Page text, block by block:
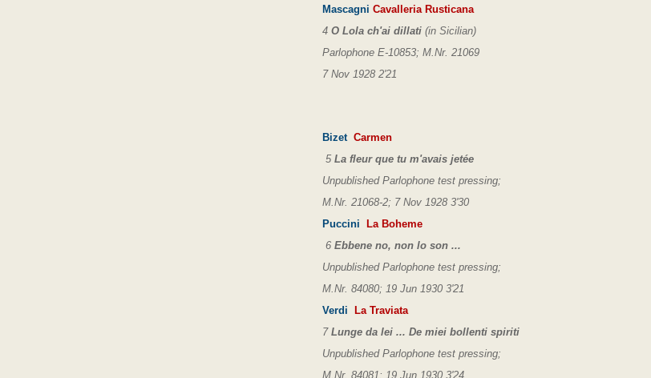
Mascagni Cavalleria Rusticana
4 O Lola ch'ai dillati (in Sicilian)
Parlophone E-10853; M.Nr. 21069
7 Nov 1928 2'21
BizetCarmen
5 La fleur que tu m'avais jetée
Unpublished Parlophone test pressing;
M.Nr. 21068-2; 7 Nov 1928 3'30
Puccini La Boheme
6 Ebbene no, non lo son ...
Unpublished Parlophone test pressing;
M.Nr. 84080; 19 Jun 1930 3'21
Verdi
La Traviata
7 Lunge da lei ... De miei bollenti spiriti
Unpublished Parlophone test pressing;
M.Nr. 84081; 19 Jun 1930 3'24